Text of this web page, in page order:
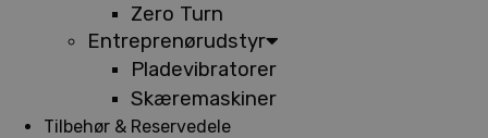
Zero Turn
Entreprenørudstyr
Pladevibratorer
Skæremaskiner
Tilbehør & Reservedele